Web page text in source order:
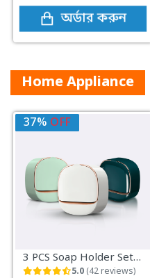
অর্ডার করুন
Home Appliance
37% OFF
3 PCS Soap Holder Set with Adhesive Hook
5.0 (42 reviews)